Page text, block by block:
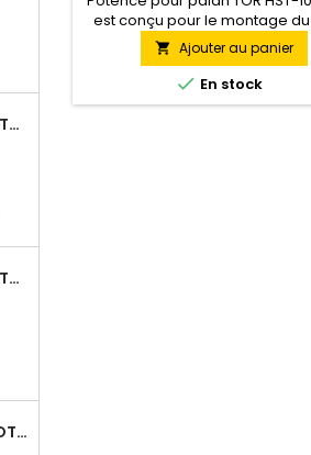
GERBEUR MANUEL TOR CTY-EH 2T/3M FOURCHES RÉGLABLES 320-770MM
GERBEUR MANUEL TOR CTY-EH 1,5T/1,6M FOURCHES RÉGLABLES 320-770 MM
PATIN ROULEUR ROTATIVE WCRP-5, CAPACITÉ DE CHARGE 4T
est conçu pour le montage
PA, la version stationnaire.
 Ajouter au panier
 En stock